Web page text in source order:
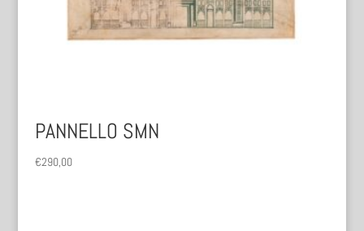
PANNELLO SMN
€290,00